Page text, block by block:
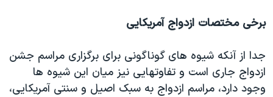
برخی مختصات ازدواج آمریکایی
جدا از آنکه شیوه های گوناگونی برای برگزاری مراسم جشن
ازدواج جاری است و تفاوتهایی نیز میان این شیوه ها
وجود دارد، مراسم ازدواج به سبک اصیل و سنتی آمریکایی،